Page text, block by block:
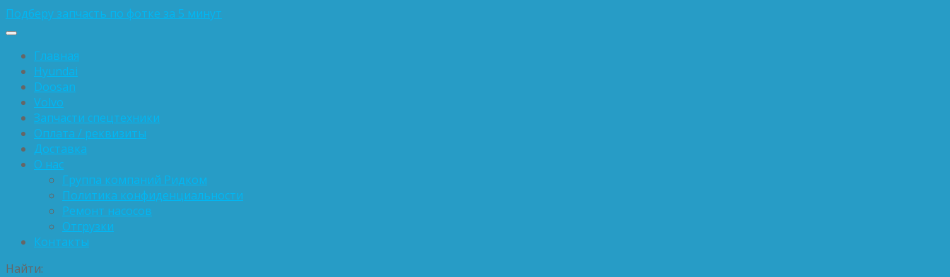
Подберу запчасть по фотке за 5 минут
Главная
Hyundai
Doosan
Volvo
Запчасти спецтехники
Оплата / реквизиты
Доставка
О нас
Группа компаний Ридком
Политика конфиденциальности
Ремонт насосов
Отгрузки
Контакты
Найти: